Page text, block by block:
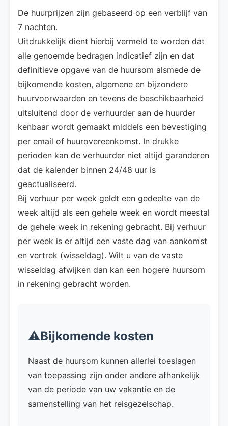
De huurprijzen zijn gebaseerd op een verblijf van
7 nachten.
Uitdrukkelijk dient hierbij vermeld te worden dat
alle genoemde bedragen indicatief zijn en dat
definitieve opgave van de huursom alsmede de
bijkomende kosten, algemene en bijzondere
huurvoorwaarden en tevens de beschikbaarheid
uitsluitend door de verhuurder aan de huurder
kenbaar wordt gemaakt middels een bevestiging
per email of huurovereenkomst. In drukke
perioden kan de verhuurder niet altijd garanderen
dat de kalender binnen 24/48 uur is
geactualiseerd.
Bij verhuur per week geldt een gedeelte van de
week altijd als een gehele week en wordt meestal
de gehele week in rekening gebracht. Bij verhuur
per week is er altijd een vaste dag van aankomst
en vertrek (wisseldag). Wilt u van de vaste
wisseldag afwijken dan kan een hogere huursom
in rekening gebracht worden.
⚠️Bijkomende kosten
Naast de huursom kunnen allerlei toeslagen
van toepassing zijn onder andere afhankelijk
van de periode van uw vakantie en de
samenstelling van het reisgezelschap.